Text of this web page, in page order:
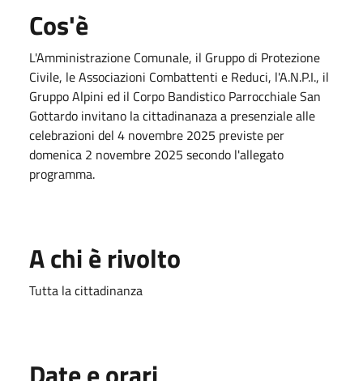
Cos'è
L'Amministrazione Comunale, il Gruppo di Protezione
Civile, le Associazioni Combattenti e Reduci, l'A.N.P.I., il
Gruppo Alpini ed il Corpo Bandistico Parrocchiale San
Gottardo invitano la cittadinanaza a presenziale alle
celebrazioni del 4 novembre 2025 previste per
domenica 2 novembre 2025 secondo l'allegato
programma.
A chi è rivolto
Tutta la cittadinanza